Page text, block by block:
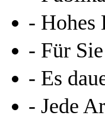
- Hohes
- Für
- Es
- Jede